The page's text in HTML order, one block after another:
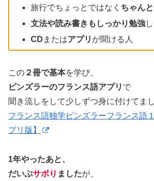
旅行でちょっとではなく ちゃん
文法や読み書きもしっかり勉強
CD またはアプリ が聞ける人
この ２冊で基本を学び、
ピンズラーのフランス語アプリ で
聞き流しをして少しずつ身に付けてまし
フランス語独学ピンズラーフランス語
プリ版】
1年やったあと、
だいぶサボり ましたが、